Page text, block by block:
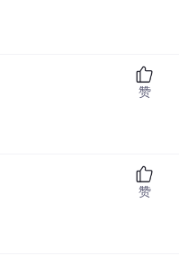
赞
赞